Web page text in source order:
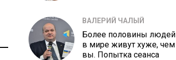
ВАЛЕРИЙ ЧАЛЫЙ
Более половины людей
в мире живут хуже, чем
вы. Попытка сеанса